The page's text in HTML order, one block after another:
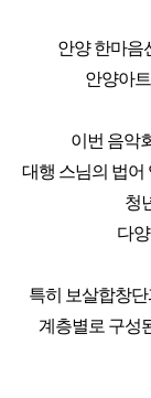
안양 한마음
안양아
이번 음악
대행 스님의 법어
청
다
특히 보살합창
계층별로 구성